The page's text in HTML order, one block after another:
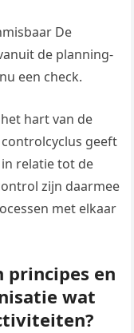
De
de planning-
een check.
hart van de
geeft
relatie tot de
zijn daarmee
met elkaar
principes en
wat